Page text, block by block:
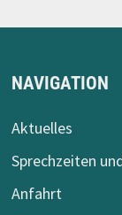
NAVIGATION
Aktuelles
Sprechzeiten
Anfahrt